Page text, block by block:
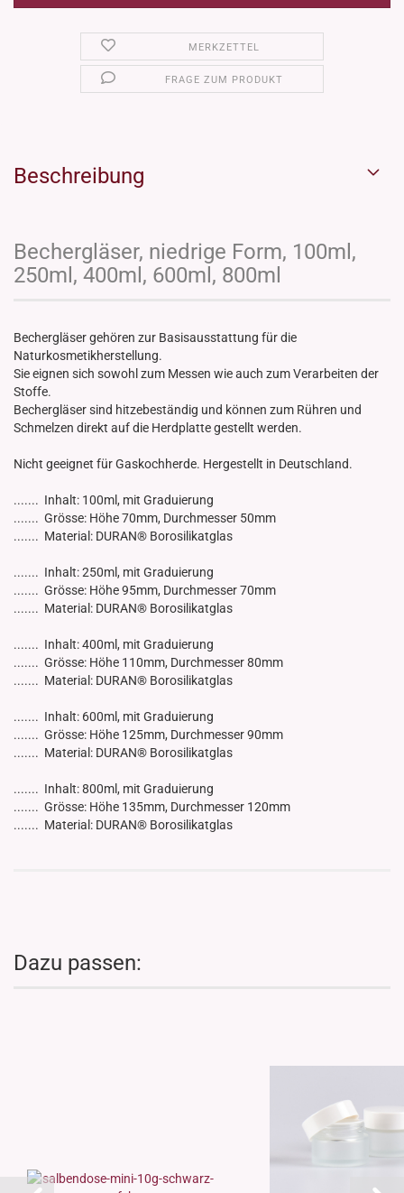
MERKZETTEL
FRAGE ZUM PRODUKT
Beschreibung
Bechergläser, niedrige Form, 100ml,
250ml, 400ml, 600ml, 800ml
Bechergläser gehören zur Basisausstattung für die
Naturkosmetikherstellung.
Sie eignen sich sowohl zum Messen wie auch zum Verarbeiten der
Stoffe.
Bechergläser sind hitzebeständig und können zum Rühren und
Schmelzen direkt auf die Herdplatte gestellt werden.
Nicht geeignet für Gaskochherde. Hergestellt in Deutschland.
....... Inhalt: 100ml, mit Graduierung
....... Grösse: Höhe 70mm, Durchmesser 50mm
....... Material: DURAN® Borosilikatglas
....... Inhalt: 250ml, mit Graduierung
....... Grösse: Höhe 95mm, Durchmesser 70mm
....... Material: DURAN® Borosilikatglas
....... Inhalt: 400ml, mit Graduierung
....... Grösse: Höhe 110mm, Durchmesser 80mm
....... Material: DURAN® Borosilikatglas
....... Inhalt: 600ml, mit Graduierung
....... Grösse: Höhe 125mm, Durchmesser 90mm
....... Material: DURAN® Borosilikatglas
....... Inhalt: 800ml, mit Graduierung
....... Grösse: Höhe 135mm, Durchmesser 120mm
....... Material: DURAN® Borosilikatglas
Dazu passen: